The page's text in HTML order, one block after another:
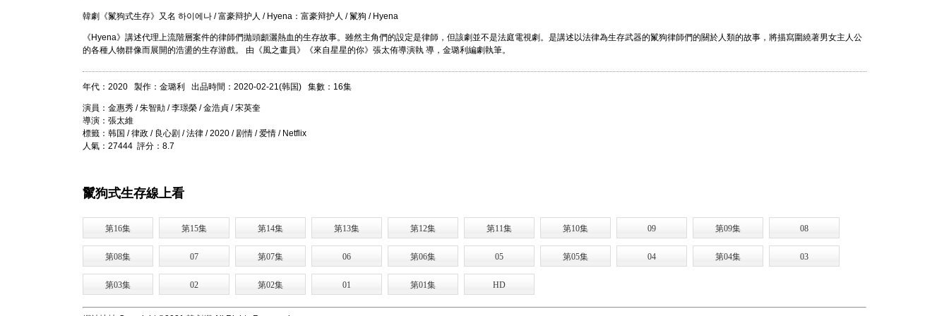
韓劇《鬣狗式生存》又名 하이에나 / 富豪辩护人 / Hyena：富豪辩护人 / 鬣狗 / Hyena
《Hyena》講述代理上流階層案件的律師們拋頭顱灑熱血的生存故事。雖然主角們的設定是律師，但該劇並不是法庭電視劇。是講述以法律為生存武器的鬣狗律師們的關於人類的故事，將描寫圍繞著男女主人公
的各種人物群像而展開的浩盪的生存游戲。 由《風之畫員》《來自星星的你》張太侑導演執 導，金璐利編劇執筆。
年代：2020 製作：金璐利 出品時間：2020-02-21(韩国) 集數：16集
演員：金惠秀 / 朱智勛 / 李璟榮 / 金浩貞 / 宋英奎
導演：張太維
標籤：韩国 / 律政 / 良心剧 / 法律 / 2020 / 剧情 / 爱情 / Netflix
人氣：27444 評分：8.7
鬣狗式生存線上看
第16集 第15集 第14集 第13集 第12集 第11集 第10集 09 第09集 08
第08集 07 第07集 06 第06集 05 第05集 04 第04集 03
第03集 02 第02集 01 第01集 HD